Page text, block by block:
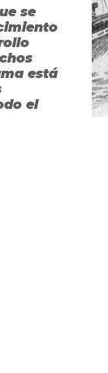
se
está
el
en